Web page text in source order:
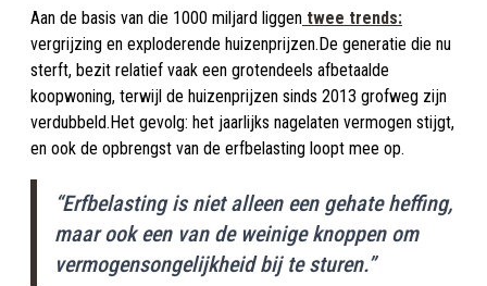
Aan de basis van die 1000 miljard liggen twee trends:
vergrijzing en exploderende huizenprijzen.De generatie die nu
sterft, bezit relatief vaak een grotendeels afbetaalde
koopwoning, terwijl de huizenprijzen sinds 2013 grofweg zijn
verdubbeld.Het gevolg: het jaarlijks nagelaten vermogen stijgt,
en ook de opbrengst van de erfbelasting loopt mee op.
“Erfbelasting is niet alleen een gehate heffing,
maar ook een van de weinige knoppen om
vermogensongelijkheid bij te sturen.”